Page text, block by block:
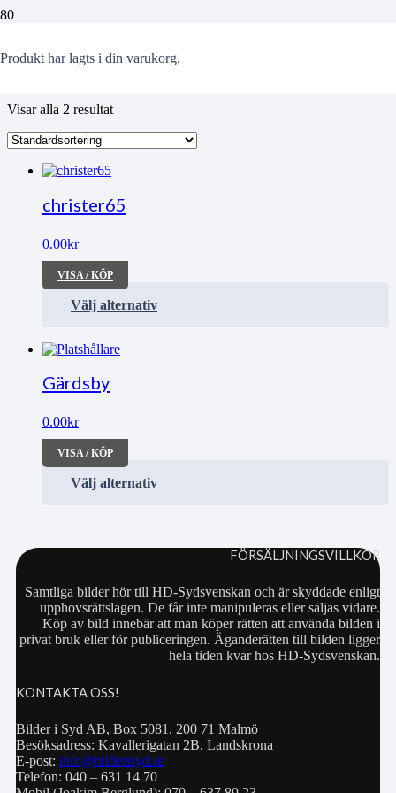
Produkt har lagts i din varukorg.
Rock´n´Roll
Visar alla 2 resultat
christer65
0.00kr
VISA / KÖP
Välj alternativ
Gärdsby
0.00kr
VISA / KÖP
Välj alternativ
FÖRSÄLJNINGSVILLKOR
Samtliga bilder hör till HD-Sydsvenskan och är skyddade enligt
upphovsrättslagen. De får inte manipuleras eller säljas vidare.
Köp av bild innebär att man köper rätten att använda bilden i
privat bruk eller för publiceringen. Äganderätten till bilden ligger
hela tiden kvar hos HD-Sydsvenskan.
KONTAKTA OSS!
Bilder i Syd AB, Box 5081, 200 71 Malmö
Besöksadress: Kavallerigatan 2B, Landskrona
E-post: info@bilderisyd.se
Telefon: 040 – 631 14 70